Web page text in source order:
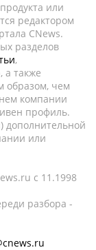
или
редактором
CNews.
разделов
,
а также
образом, чем
компании
профиль.
дополнительной
или
c 11.1998
разбора -